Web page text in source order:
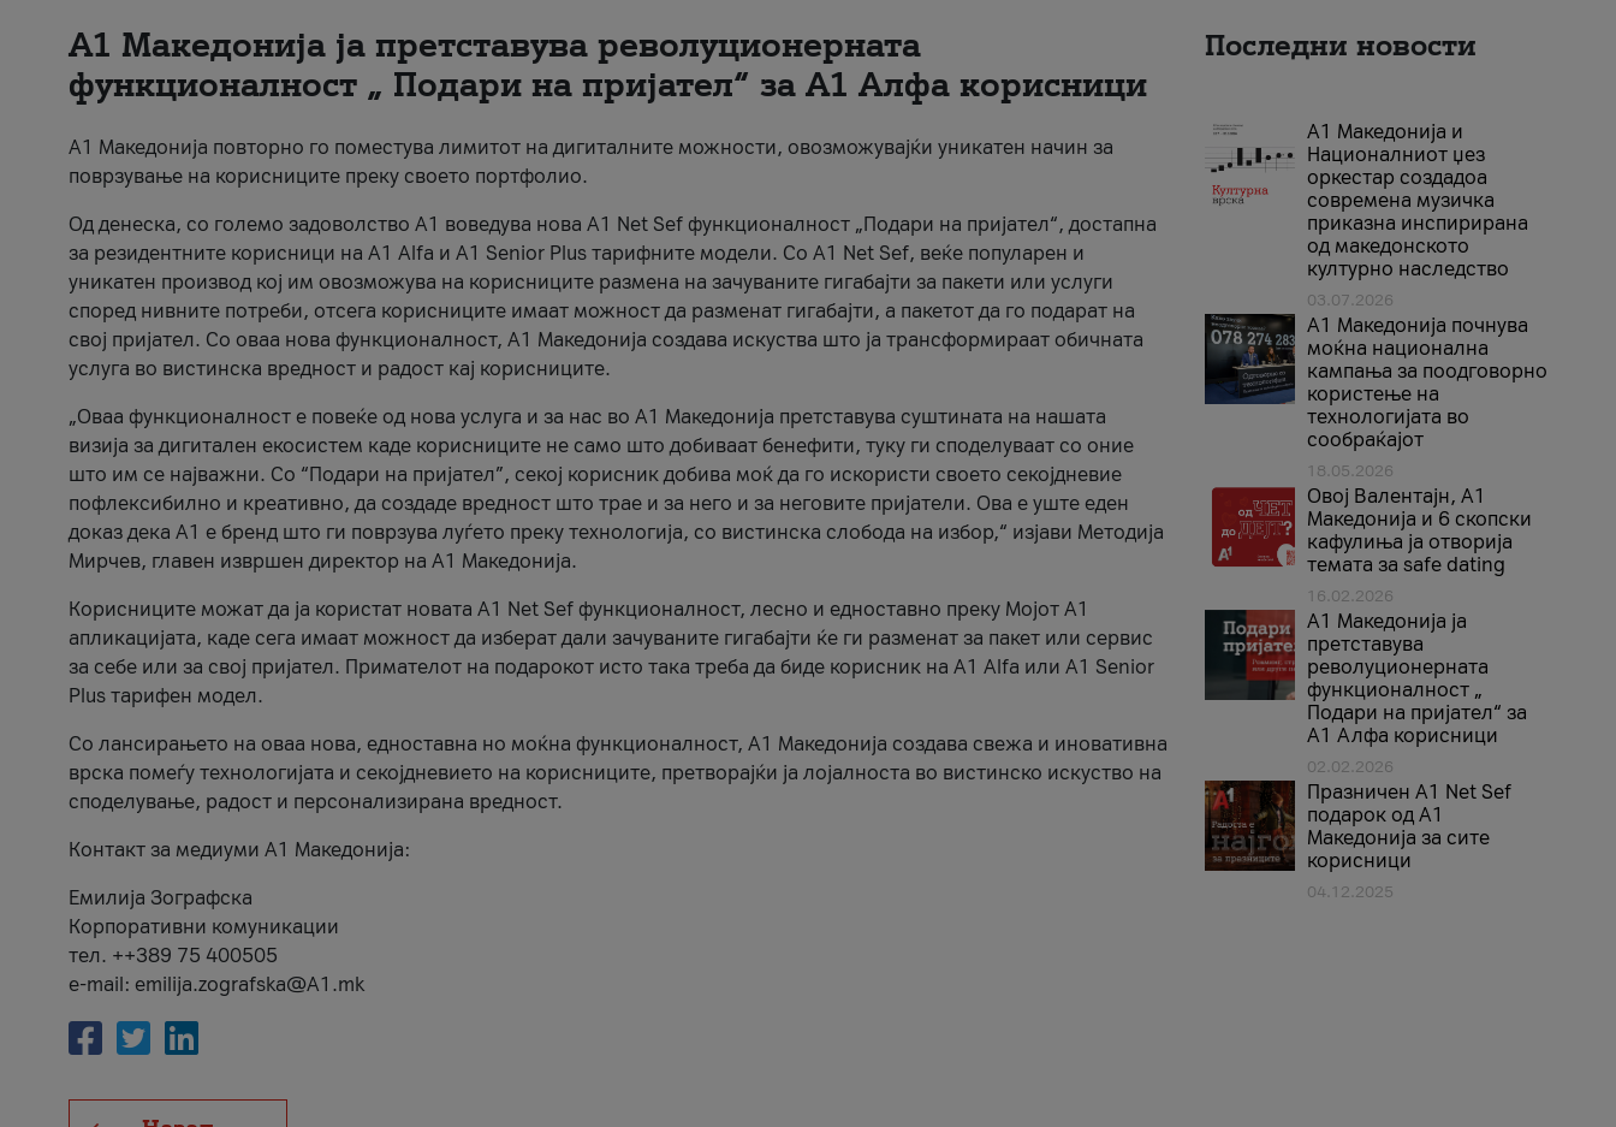
А1 Македонија ја претставува револуционерната
функционалност „ Подари на пријател“ за А1 Алфа корисници
А1 Македонија повторно го поместува лимитот на дигиталните можности, овозможувајќи уникатен начин за
поврзување на корисниците преку своето портфолио.
Од денеска, со големо задоволство А1 воведува нова A1 Net Sef функционалност „Подари на пријател“, достапна
за резидентните корисници на А1 Alfa и A1 Senior Plus тарифните модели. Со A1 Net Sef, веќе популарен и
уникатен производ кој им овозможува на корисниците размена на зачуваните гигабајти за пакети или услуги
според нивните потреби, отсега корисниците имаат можност да разменат гигабајти, а пакетот да го подарат на
свој пријател. Со оваа нова функционалност, А1 Македонија создава искуства што ја трансформираат обичната
услуга во вистинска вредност и радост кај корисниците.
„Оваа функционалност е повеќе од нова услуга и за нас во А1 Македонија претставува суштината на нашата
визија за дигитален екосистем каде корисниците не само што добиваат бенефити, туку ги споделуваат со оние
што им се најважни. Со “Подари на пријател”, секој корисник добива моќ да го искористи своето секојдневие
пофлексибилно и креативно, да создаде вредност што трае и за него и за неговите пријатели. Ова е уште еден
доказ дека А1 е бренд што ги поврзува луѓето преку технологија, со вистинска слобода на избор,“ изјави Методија
Мирчев, главен извршен директор на А1 Македонија.
Корисниците можат да ја користат новата А1 Net Sef функционалност, лесно и едноставно преку Мојот А1
апликацијата, каде сега имаат можност да изберат дали зачуваните гигабајти ќе ги разменат за пакет или сервис
за себе или за свој пријател. Примателот на подарокот исто така треба да биде корисник на А1 Alfa или A1 Senior
Plus тарифен модел.
Со лансирањето на оваа нова, едноставна но моќна функционалност, А1 Македонија создава свежа и иновативна
врска помеѓу технологијата и секојдневието на корисниците, претворајќи ја лојалноста во вистинско искуство на
споделување, радост и персонализирана вредност.
Контакт за медиуми А1 Македонија:
Емилија Зографска
Корпоративни комуникации
тел. ++389 75 400505
e-mail: emilija.zografska@A1.mk
Последни новости
А1 Македонија и
Националниот џез
оркестар создадоа
современа музичка
приказна инспирирана
од македонското
културно наследство
03.07.2026
A1 Македонија почнува
моќна национална
кампања за поодговорно
користење на
технологијата во
сообраќајот
18.05.2026
Овој Валентајн, A1
Македонија и 6 скопски
кафулиња ја отворија
темата за safe dating
16.02.2026
А1 Македонија ја
претставува
револуционерната
функционалност „
Подари на пријател“ за
А1 Алфа корисници
02.02.2026
Празничен A1 Net Sеf
подарок од А1
Македонија за сите
корисници
04.12.2025